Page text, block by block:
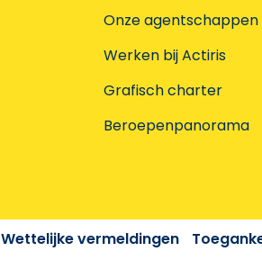
Onze agentschappen
Werken bij Actiris
Grafisch charter
Beroepenpanorama
Wettelijke vermeldingen